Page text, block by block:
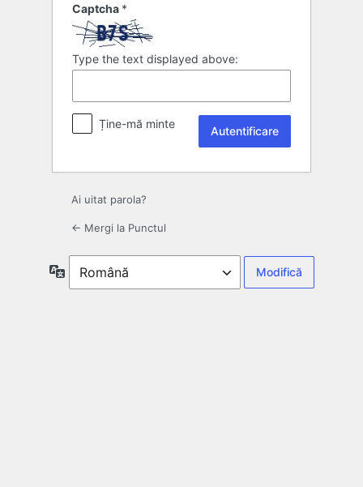
Captcha *
Type the text displayed above:
Ține-mă minte
Ai uitat parola?
← Mergi la Punctul
Limbă